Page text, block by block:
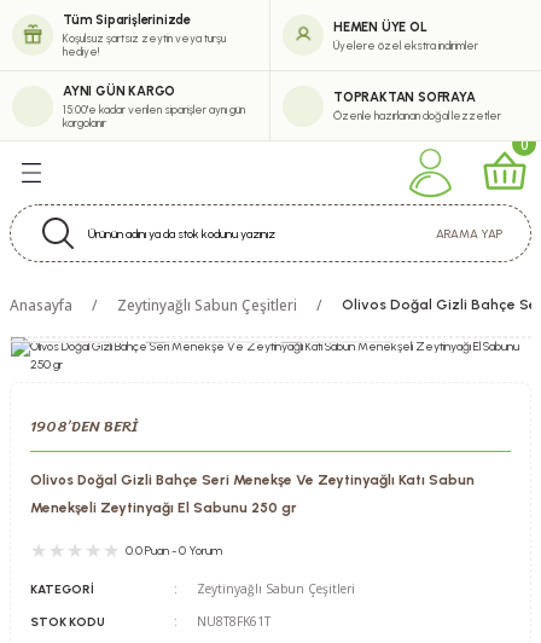
Tüm Siparişlerinizde
Koşulsuz şartsız zeytin veya turşu
hediye!
HEMEN ÜYE OL
Üyelere özel ekstra indirimler
AYNI GÜN KARGO
15:00'e kadar verilen siparişler aynı gün
kargolanır
TOPRAKTAN SOFRAYA
Özenle hazırlanan doğal lezzetler
ARAMA YAP
Zeytinyağı Serisi
Çeşitleri
Çeşitleri
0
Anasayfa Zeytinyağlı Sabun Çeşitleri Olivos Doğal Gizli Bahçe
1908’DEN BERİ
Olivos Doğal Gizli Bahçe Seri Menekşe Ve Zeytinyağlı Katı Sabun
Menekşeli Zeytinyağı El Sabunu 250 gr
0.0 Puan - 0 Yorum
KATEGORI Zeytinyağlı Sabun Çeşitleri
STOK KODU NU8T8FK61T